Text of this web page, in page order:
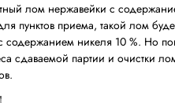
лом нержавейки с
пунктов приема, такой лом
содержанием никеля 10 %. Но
сдаваемой партии и очистки